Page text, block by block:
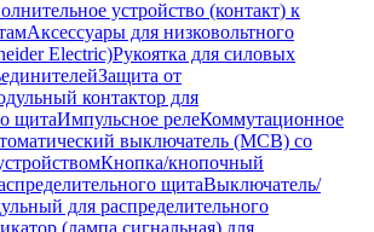
устройство (контакт) к
Аксессуары для низковольтного
Electric)Рукоятка для силовых
Защита от
контактор для
щитаИмпульсное релеКоммутационное
выключатель (MCB) со
Кнопка/кнопочный
щитаВыключатель/
для распределительного
(лампа сигнальная) для